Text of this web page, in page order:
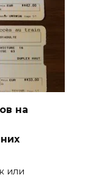
на
или